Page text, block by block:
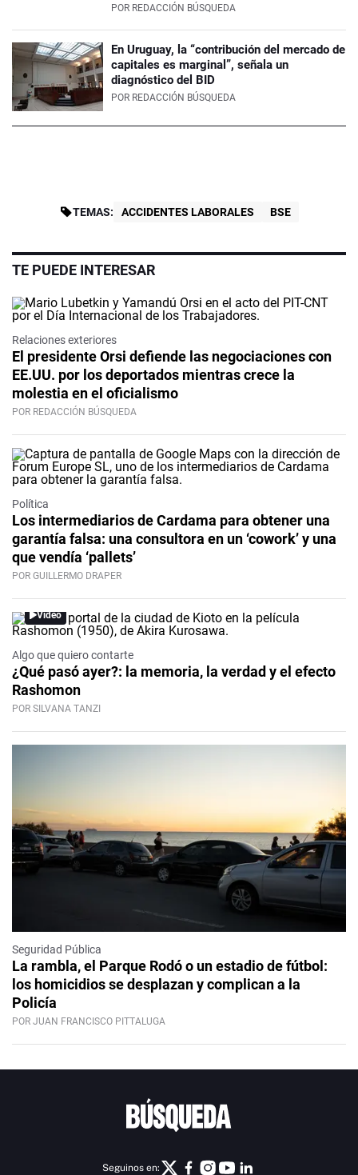
POR REDACCIÓN BÚSQUEDA
En Uruguay, la “contribución del mercado de
capitales es marginal”, señala un
diagnóstico del BID
POR REDACCIÓN BÚSQUEDA
TEMAS: ACCIDENTES LABORALES BSE
TE PUEDE INTERESAR
Relaciones exteriores
El presidente Orsi defiende las negociaciones con
EE.UU. por los deportados mientras crece la
molestia en el oficialismo
POR REDACCIÓN BÚSQUEDA
Política
Los intermediarios de Cardama para obtener una
garantía falsa: una consultora en un ‘cowork’ y una
que vendía ‘pallets’
POR GUILLERMO DRAPER
Video
Algo que quiero contarte
¿Qué pasó ayer?: la memoria, la verdad y el efecto
Rashomon
POR SILVANA TANZI
Seguridad Pública
La rambla, el Parque Rodó o un estadio de fútbol:
los homicidios se desplazan y complican a la
Policía
POR JUAN FRANCISCO PITTALUGA
Seguinos en: